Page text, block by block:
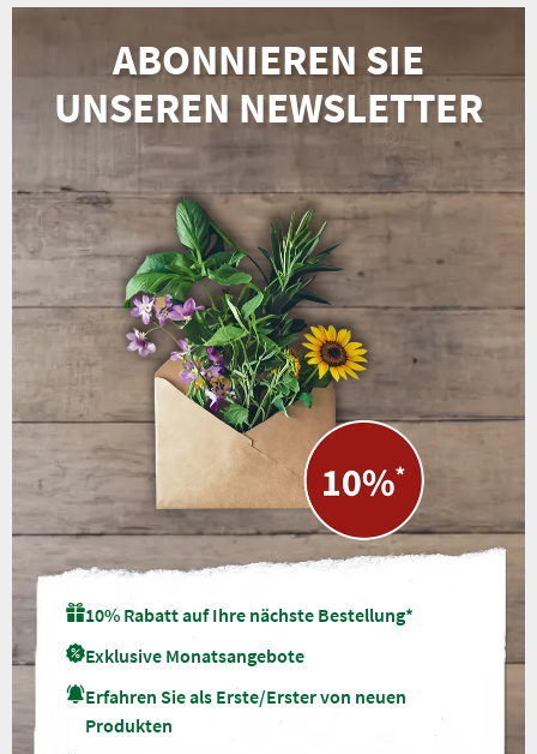
ABONNIEREN SIE
UNSEREN NEWSLETTER
10% Rabatt auf Ihre nächste Bestellung*
Exklusive Monatsangebote
Erfahren Sie als Erste/Erster von neuen
Produkten